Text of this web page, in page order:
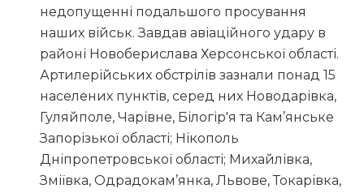
недопущенні подальшого просування
наших військ. Завдав авіаційного удару в
районі Новоберислава Херсонської області.
Артилерійських обстрілів зазнали понад 15
населених пунктів, серед них Новодарівка,
Гуляйполе, Чарівне, Білогір′я та Кам’янське
Запорізької області; Нікополь
Дніпропетровської області; Михайлівка,
Зміївка, Одрадокам’янка, Львове, Токарівка,